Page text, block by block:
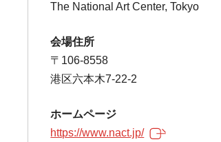
The National Art Center, Tokyo
会場住所
〒106-8558
港区六本木7-22-2
ホームページ
https://www.nact.jp/